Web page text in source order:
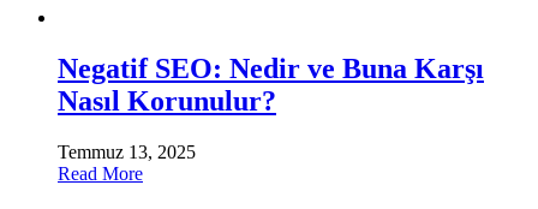
Negatif SEO: Nedir ve Buna Karşı
Nasıl Korunulur?
Temmuz 13, 2025
Read More